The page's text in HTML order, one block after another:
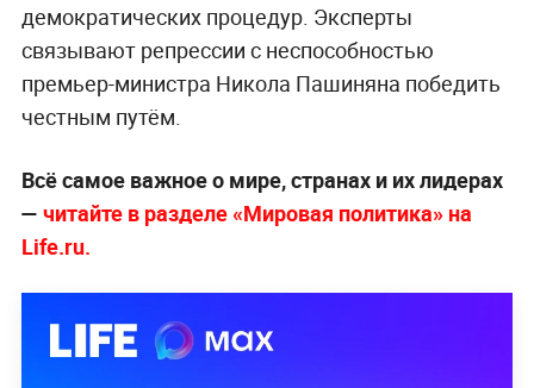
демократических процедур. Эксперты
связывают репрессии с неспособностью
премьер-министра Никола Пашиняна победить
честным путём.
Всё самое важное о мире, странах и их лидерах
— читайте в разделе «Мировая политика» на
Life.ru.